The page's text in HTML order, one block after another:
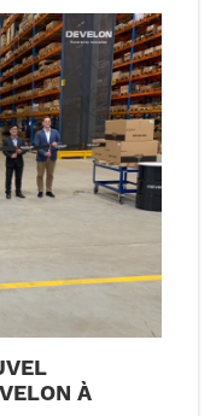
À